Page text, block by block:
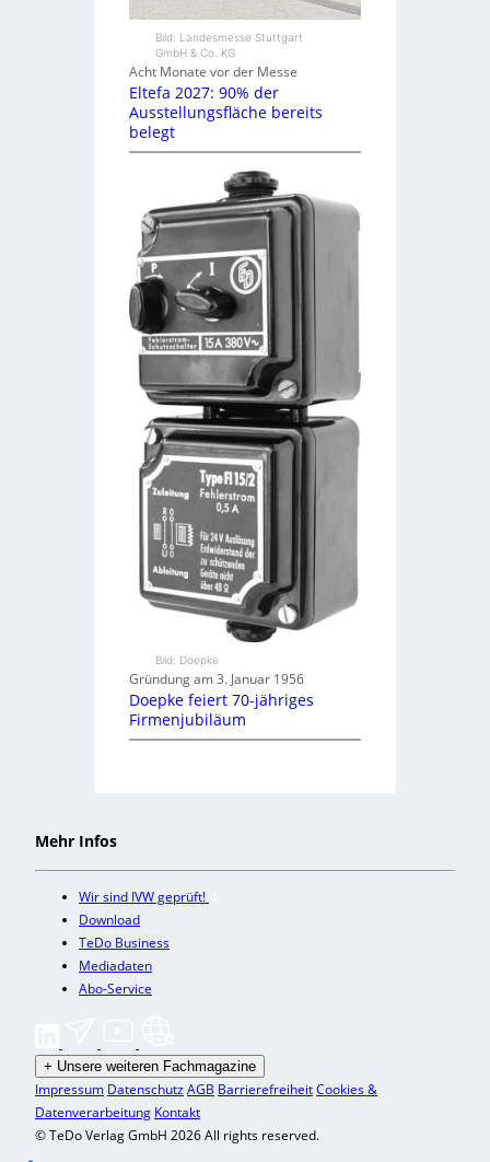
Bild: Landesmesse Stuttgart
GmbH & Co. KG
Acht Monate vor der Messe
Eltefa 2027: 90% der
Ausstellungsfläche bereits
belegt
Bild: Doepke
Gründung am 3. Januar 1956
Doepke feiert 70-jähriges
Firmenjubiläum
Mehr Infos
Wir sind IVW geprüft!
Download
TeDo Business
Mediadaten
Abo-Service
+ Unsere weiteren Fachmagazine
Impressum DatenschutzAGB BarrierefreiheitCookies &
Datenverarbeitung Kontakt
© TeDo Verlag GmbH 2026 All rights reserved.